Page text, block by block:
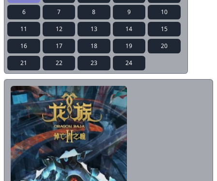
6 7 8 9 10
11 12 13 14 15
16 17 18 19 20
21 22 23 24